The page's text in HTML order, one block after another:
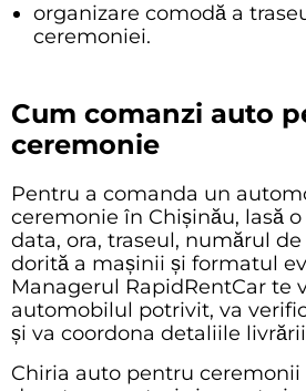
organizare comodă a
ceremoniei.
Cum comanzi auto
ceremonie
Pentru a comanda un
ceremonie în Chișinău, lasă
data, ora, traseul, numărul de
dorită a mașinii și formatul
Managerul RapidRentCar te
automobilul potrivit, va
și va coordona detaliile
Chiria auto pentru